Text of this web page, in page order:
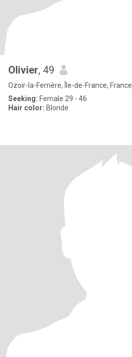
Olivier, 49
Ozoir-la-Ferrière, Île-de-France, France
Seeking: Female 29 - 46
Hair color: Blonde